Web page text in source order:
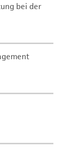
bei der